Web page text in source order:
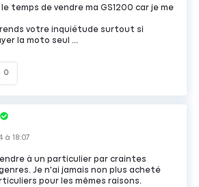
temps de vendre ma GS1200 car je me
votre inquiétude surtout si
la moto seul ...
0
à18:07
à un particulier par craintes
Je n'ai jamais non plus acheté
pour les mêmes raisons.